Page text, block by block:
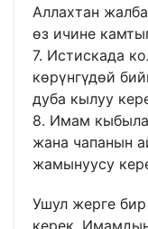
Аллахтан
өз ичине
7. Истискада
көрүнгүдөй
дуба кылуу
8. Имам
жана чапанын
жамынуусу
Ушул жерге
керек.